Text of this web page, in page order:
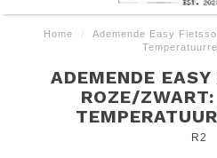
Home /
Ademende Easy
ADEMENDE
ROZE/
R2